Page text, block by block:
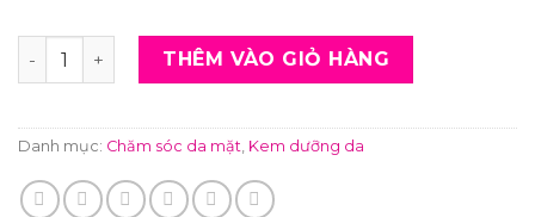
Kem hoa mẫu đơn dưỡng trắng da chuẩn spa số lượng
THÊM VÀO GIỎ HÀNG
Danh mục: Chăm sóc da mặt, Kem dưỡng da